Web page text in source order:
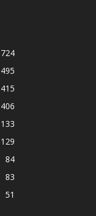
724
495
415
406
133
129
84
83
51